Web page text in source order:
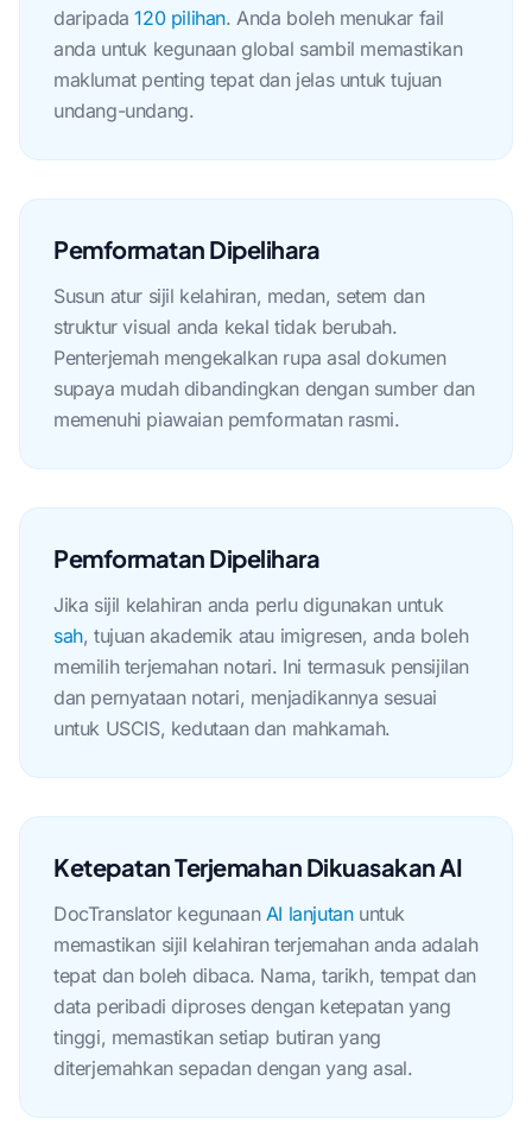
daripada120 pilihan. Anda boleh menukar fail
anda untuk kegunaan global sambil memastikan
maklumat penting tepat dan jelas untuk tujuan
undang-undang.
Pemformatan Dipelihara
Susun atur sijil kelahiran, medan, setem dan
struktur visual anda kekal tidak berubah.
Penterjemah mengekalkan rupa asal dokumen
supaya mudah dibandingkan dengan sumber dan
memenuhi piawaian pemformatan rasmi.
Pemformatan Dipelihara
Jika sijil kelahiran anda perlu digunakan untuk
sah, tujuan akademik atau imigresen, anda boleh
memilih terjemahan notari. Ini termasuk pensijilan
dan pernyataan notari, menjadikannya sesuai
untuk USCIS, kedutaan dan mahkamah.
Ketepatan Terjemahan Dikuasakan AI
DocTranslator kegunaan AI lanjutanuntuk
memastikan sijil kelahiran terjemahan anda adalah
tepat dan boleh dibaca. Nama, tarikh, tempat dan
data peribadi diproses dengan ketepatan yang
tinggi, memastikan setiap butiran yang
diterjemahkan sepadan dengan yang asal.